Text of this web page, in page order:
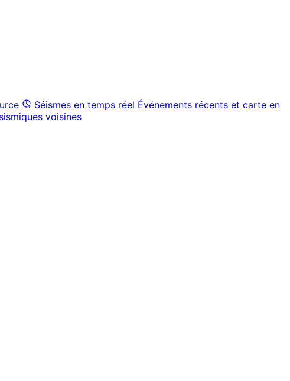
Séismes en temps réel Événements récents et carte en
voisines